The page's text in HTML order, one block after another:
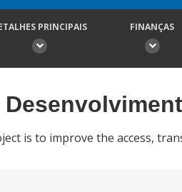
PRINCIPAIS FINANÇAS
is to improve the access,